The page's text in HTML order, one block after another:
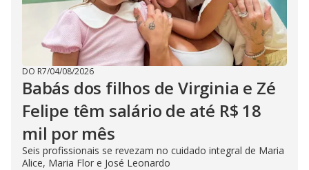
DO R7/04/08/2026
Babás dos filhos de Virginia e Zé
Felipe têm salário de até R$ 18
mil por mês
Seis profissionais se revezam no cuidado integral de Maria
Alice, Maria Flor e José Leonardo